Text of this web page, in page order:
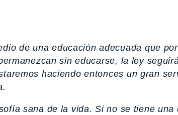
de una educación adecuada que
sin educarse, la ley
haciendo entonces un gran
sana de la vida. Si no se tiene una